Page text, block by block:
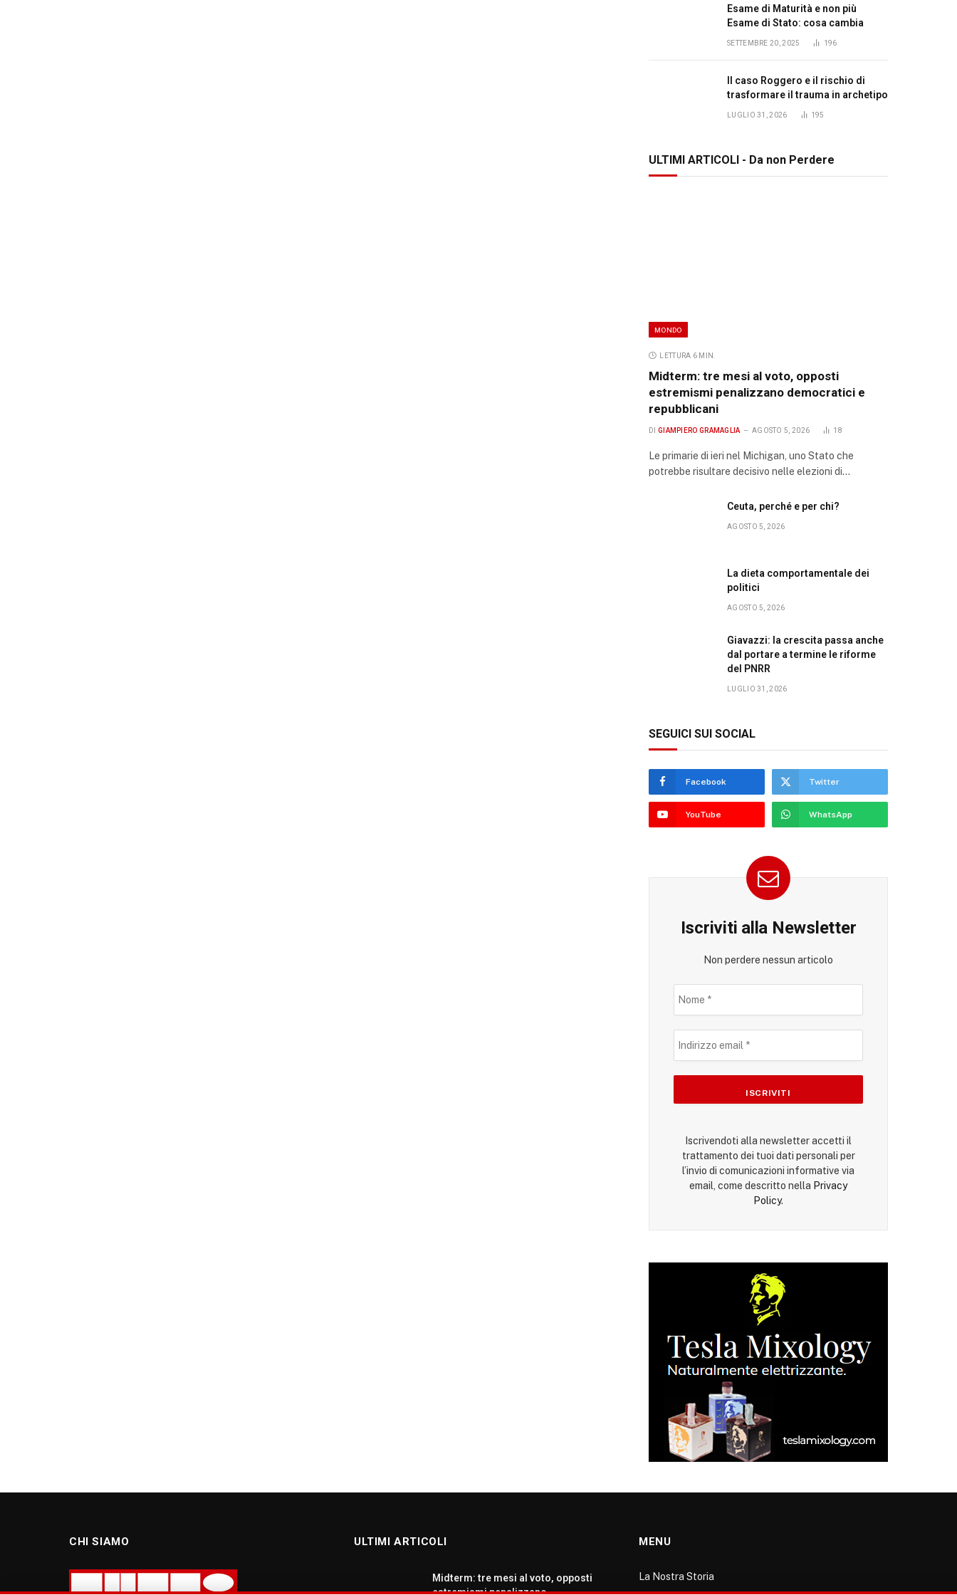
Esame di Maturità e non più
Esame di Stato: cosa cambia
SETTEMBRE 20, 2025 196
Il caso Roggero e il rischio di
trasformare il trauma in archetipo
LUGLIO 31, 2026 195
ULTIMI ARTICOLI - Da non Perdere
MONDO
LETTURA 6 MIN.
Midterm: tre mesi al voto, opposti
estremismi penalizzano democratici e
repubblicani
DI GIAMPIERO GRAMAGLIA AGOSTO 5, 2026 18
Le primarie di ieri nel Michigan, uno Stato che
potrebbe risultare decisivo nelle elezioni di…
Ceuta, perché e per chi?
AGOSTO 5, 2026
La dieta comportamentale dei
politici
AGOSTO 5, 2026
Giavazzi: la crescita passa anche
dal portare a termine le riforme
del PNRR
LUGLIO 31, 2026
SEGUICI SUI SOCIAL
Facebook Twitter
YouTube WhatsApp
Iscriviti alla Newsletter
Non perdere nessun articolo
Iscrivendoti alla newsletter accetti il
trattamento dei tuoi dati personali per
l’invio di comunicazioni informative via
email, come descritto nella Privacy
Policy.
CHI SIAMO ULTIMI ARTICOLI
Midterm: tre mesi al voto, opposti
estremismi penalizzano
MENU
La Nostra Storia